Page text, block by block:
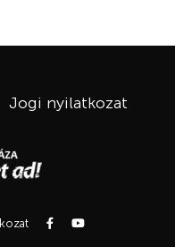
Jogi nyilatkozat